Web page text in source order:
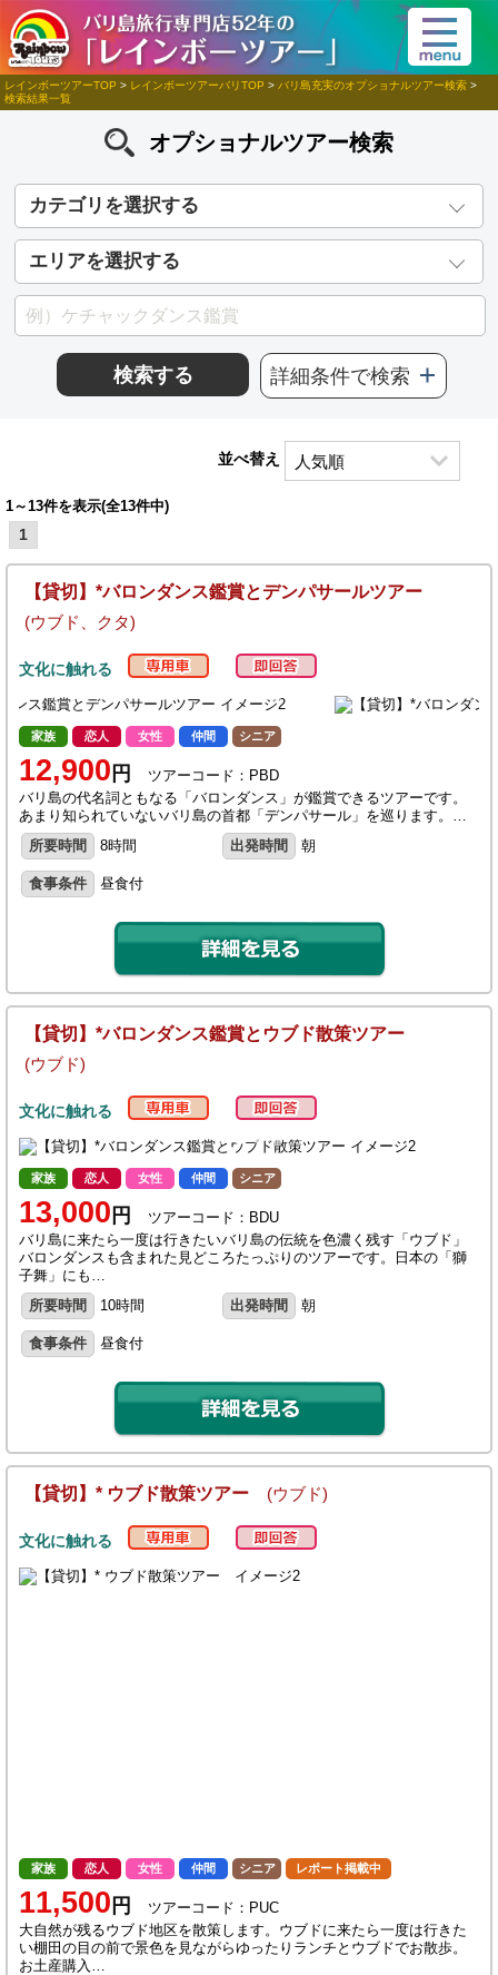
レインボーツアーTOP > レインボーツアーバリTOP > バリ島充実のオプショナルツアー検索 >
検索結果一覧
オプショナルツアー検索
カテゴリを選択する
エリアを選択する
検索する 詳細条件で検索
並べ替え
1～13件を表示(全13件中)
1
【貸切】*バロンダンス鑑賞とデンパサールツアー
(ウブド、クタ)
文化に触れる
家族 恋人 女性 仲間 シニア
12,900 円
ツアーコード：PBD
バリ島の代名詞ともなる「バロンダンス」が鑑賞できるツアーです。
あまり知られていないバリ島の首都「デンパサール」を巡ります。…
所要時間
8時間 出発時間 朝
食事条件 昼食付
【貸切】*バロンダンス鑑賞とウブド散策ツアー
(ウブド)
文化に触れる
家族 恋人 女性 仲間 シニア
13,000 円
ツアーコード：BDU
バリ島に来たら一度は行きたいバリ島の伝統を色濃く残す「ウブド」
バロンダンスも含まれた見どころたっぷりのツアーです。日本の「獅
子舞」にも…
所要時間
10時間 出発時間 朝
食事条件 昼食付
【貸切】* ウブド散策ツアー (ウブド)
文化に触れる
家族 恋人 女性 仲間 シニア レポート掲載中
11,500 円
ツアーコード：PUC
大自然が残るウブド地区を散策します。ウブドに来たら一度は行きた
い棚田の目の前で景色を見ながらゆったりランチとウブドでお散歩。
お土産購入…